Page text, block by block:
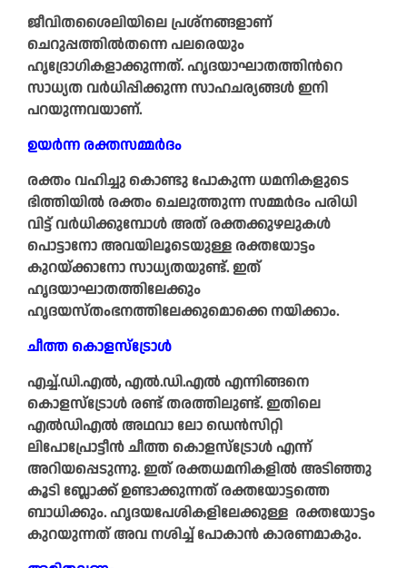
ജീവിതശൈലിയിലെ പ്രശ്നങ്ങളാണ്
ചെറുപ്പത്തില്‍തന്നെ പലരെയും
ഹൃദ്രോഗികളാക്കുന്നത്. ഹൃദയാഘാതത്തിന്‍റെ
സാധ്യത വര്‍ധിപ്പിക്കുന്ന സാഹചര്യങ്ങള്‍ ഇനി
പറയുന്നവയാണ്.
ഉയര്‍ന്ന രക്തസമ്മര്‍ദം
രക്തം വഹിച്ചു കൊണ്ടു പോകുന്ന ധമനികളുടെ
ഭിത്തിയില്‍ രക്തം ചെലുത്തുന്ന സമ്മര്‍ദം പരിധി
വിട്ട് വര്‍ധിക്കുമ്പോൾ അത് രക്തക്കുഴലുകള്‍
പൊട്ടാനോ അവയിലൂടെയുള്ള രക്തയോട്ടം
കുറയ്ക്കാനോ സാധ്യതയുണ്ട്. ഇത്
ഹൃദയാഘാതത്തിലേക്കും
ഹൃദയസ്തംഭനത്തിലേക്കുമൊക്കെ നയിക്കാം.
ചീത്ത കൊളസ്ട്രോള്‍
എച്ച്‍.ഡി.എല്‍, എല്‍.ഡി.എല്‍ എന്നിങ്ങനെ
കൊളസ്ട്രോള്‍ രണ്ട് തരത്തിലുണ്ട്. ഇതിലെ
എല്‍ഡിഎല്‍ അഥവാ ലോ ഡെന്‍സിറ്റി
ലിപോപ്രോട്ടീന്‍ ചീത്ത കൊളസ്ട്രോള്‍ എന്ന്
അറിയപ്പെടുന്നു. ഇത് രക്തധമനികളില്‍ അടിഞ്ഞു
കൂടി ബ്ലോക്ക് ഉണ്ടാക്കുന്നത് രക്തയോട്ടത്തെ
ബാധിക്കും. ഹൃദയപേശികളിലേക്കുള്ള രക്തയോട്ടം
കുറയുന്നത് അവ നശിച്ച് പോകാന്‍ കാരണമാകും.